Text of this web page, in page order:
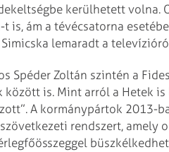
kerülhetett volna.
t is, ám a tévécsatorna
lemaradt a
Spéder Zoltán szintén a
is. Mint arról a Hetek
A kormánypártok 2013-
rendszert, amely